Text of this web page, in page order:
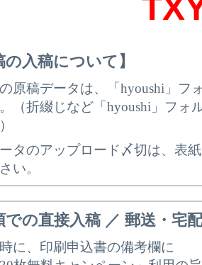
の入稿について】
原稿データは、「hyoushi」フ
（折綴じなど「hyoushi」フォ
タのアップロード〆切は、表
い。
での直接入稿 ／ 郵送・宅
に、印刷申込書の備考欄に